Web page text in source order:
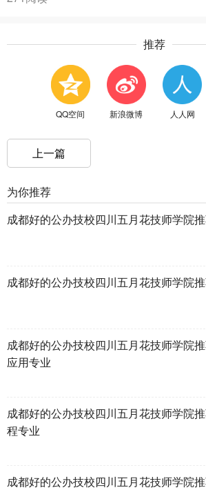
推荐
QQ空间 新浪微博 人人网
上一篇
为你推荐
成都好的公办技校四川五月花技师学院
成都好的公办技校四川五月花技师学院
成都好的公办技校四川五月花技师学院
应用专业
成都好的公办技校四川五月花技师学院
程专业
成都好的公办技校四川五月花技师学院